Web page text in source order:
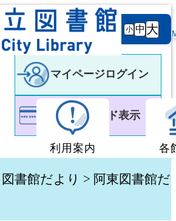
背景
白 黒
文字サ
イズ
小 中 大
マイページログイン
利用者カード表示
索・予約
利用案内
図書館利用案内
各
図書館だより > 阿東図書館だ